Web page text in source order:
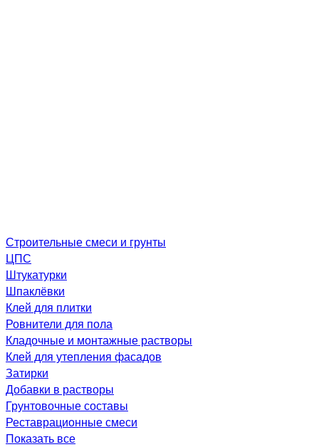
Строительные смеси и грунты
ЦПС
Штукатурки
Шпаклёвки
Клей для плитки
Ровнители для пола
Кладочные и монтажные растворы
Клей для утепления фасадов
Затирки
Добавки в растворы
Грунтовочные составы
Реставрационные смеси
Показать все